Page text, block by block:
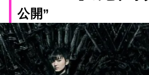
公開”